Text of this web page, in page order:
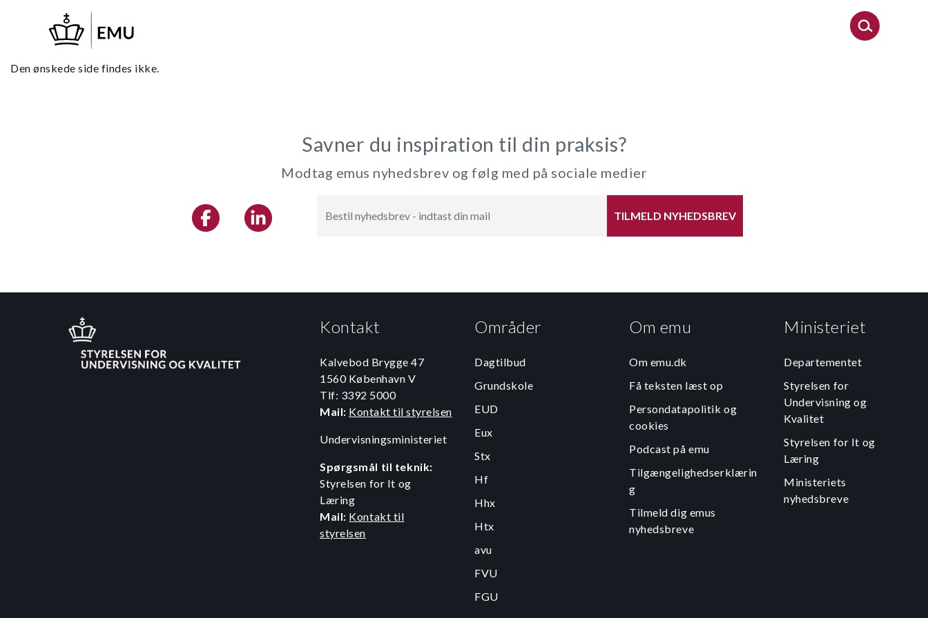
hovedindhold
Den ønskede side findes ikke.
Savner du inspiration til din praksis?
Modtag emus nyhedsbrev og følg med på sociale medier
TILMELD NYHEDSBREV
Kontakt
Kalvebod Brygge 47
1560 København V
Tlf: 3392 5000
Mail: Kontakt til styrelsen
Undervisningsministeriet
Spørgsmål til teknik:
Styrelsen for It og
Læring
Mail: Kontakt til
styrelsen
Områder
Dagtilbud
Grundskole
EUD
Eux
Stx
Hf
Hhx
Htx
avu
FVU
FGU
Om emu
Om emu.dk
Få teksten læst op
Persondatapolitik og
cookies
Podcast på emu
Tilgængelighedserklærin
g
Tilmeld dig emus
nyhedsbreve
Ministeriet
Departementet
Styrelsen for
Undervisning og
Kvalitet
Styrelsen for It og
Læring
Ministeriets
nyhedsbreve